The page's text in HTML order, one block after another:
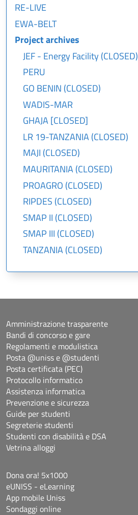
RE-LIVE
EWA-BELT
Project archives
JEF - Energy Facility (CLOSED)
PERU
GO BENIN (CLOSED)
WADIS-MAR
GHAJA [CLOSED]
LR 19-TANZANIA (CLOSED)
MAJI (CLOSED)
MAURITANIA (CLOSED)
PROAGRO (CLOSED)
RIPDES (CLOSED)
SMAP II (CLOSED)
SMAP III (CLOSED)
TANZANIA (CLOSED)
Amministrazione trasparente
Bandi di concorso e gare
Regolamenti e modulistica
Posta @uniss e @studenti
Posta certificata (PEC)
Protocollo informatico
Assistenza informatica
Prevenzione e sicurezza
Guide per studenti
Segreterie studenti
Studenti con disabilità e DSA
Vetrina alloggi
Dona ora! 5x1000
eUNISS - eLearning
App mobile Uniss
Sondaggi online